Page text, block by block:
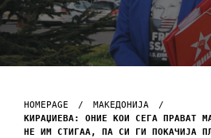
HOMEPAGE
МАКЕДОНИЈА
КИРАЏИЕВА: OНИЕ КОИ СЕГА ПРАВАТ
НЕ ИМ СТИГАА, ПА СИ ГИ ПОКАЧИЈА